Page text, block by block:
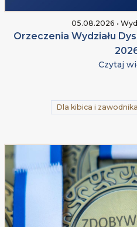
05.08.2026 •
Orzeczenia Wydziału
Czytaj
Dla kibica i zawodnika